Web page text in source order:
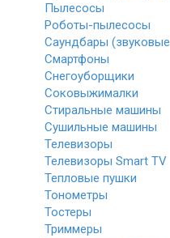
Пылесосы
Роботы-пылесосы
Саундбары
Смартфоны
Снегоуборщики
Соковыжималки
Стиральные машины
Сушильные машины
Телевизоры
Телевизоры Smart TV
Тепловые пушки
Тонометры
Тостеры
Триммеры